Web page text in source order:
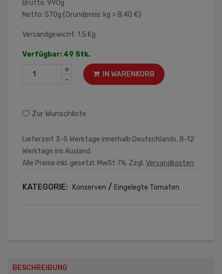
Brutto: 990g
Netto: 570g (Grundpreis: kg = 8.40 €)
Versandgewicht: 1.5 Kg
Verfügbar: 49 Stk.
+
-
IN WARENKORB
Zur Wunschliste
Lieferzeit 3-5 Werktage innerhalb Deutschlands, 8-12
Werktage ins Ausland.
Alle Preise inkl. gesetzl. MwSt 7%. Zzgl. Versandkosten
KATEGORIE: Konserven / Eingelegte Tomaten
BESCHREIBUNG